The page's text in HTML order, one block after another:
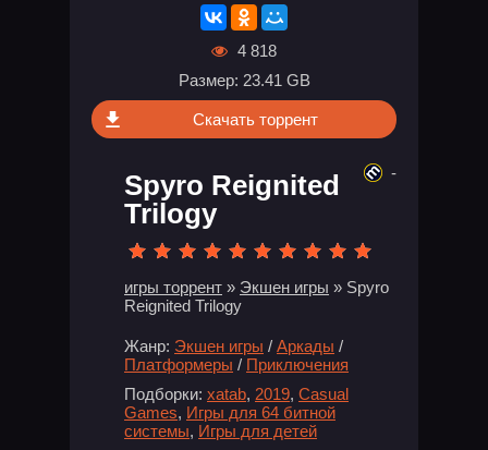
4 818
Размер: 23.41 GB
Скачать торрент
Spyro Reignited
Trilogy
игры торрент » Экшен игры » Spyro
Reignited Trilogy
Жанр: Экшен игры / Аркады /
Платформеры / Приключения
Подборки: xatab, 2019, Casual
Games, Игры для 64 битной
системы, Игры для детей
-